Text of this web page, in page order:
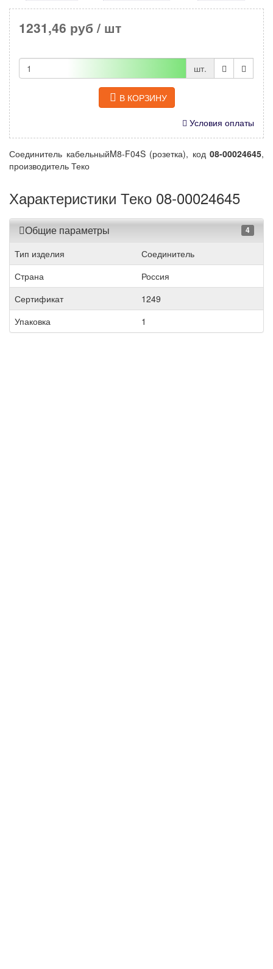
1231,46 руб / шт
шт.
В КОРЗИНУ
Условия оплаты
Соединитель кабельныйM8-F04S (розетка), код 08-00024645,
производитель Теко
Характеристики Теко 08-00024645
Общие параметры 4
Тип изделия
Соединитель
Страна
Россия
Сертификат
1249
Упаковка
1